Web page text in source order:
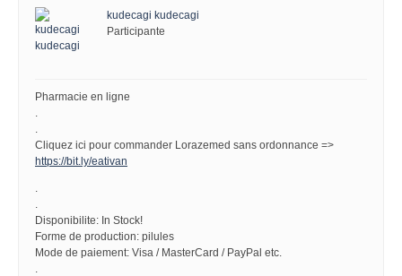
kudecagi kudecagi
Participante
Pharmacie en ligne
.
.
Cliquez ici pour commander Lorazemed sans ordonnance =>
https://bit.ly/eativan
.
.
Disponibilite: In Stock!
Forme de production: pilules
Mode de paiement: Visa / MasterCard / PayPal etc.
.